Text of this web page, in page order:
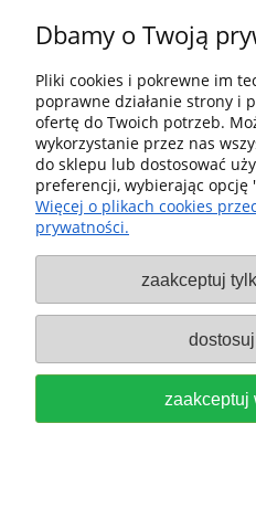
FESTOOL Krążki
średnica D 90,
szlifierki RO 90
Dbamy o Twoją
Pliki cookies i pokrewne im
poprawne działanie strony i
ofertę do Twoich potrzeb.
wykorzystanie przez nas
do sklepu lub dostosować
preferencji, wybierając opcję
Więcej o plikach cookies
prywatności.
zaakceptuj
zaakceptuj